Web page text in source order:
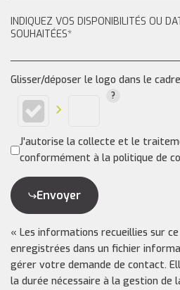
Glisser/déposer le logo dans le
J'autorise la collecte et le
conformément à la politique de
Envoyer
« Les informations recueillies sur
enregistrées dans un fichier
gérer votre demande de contact.
la durée nécessaire à la gestion de